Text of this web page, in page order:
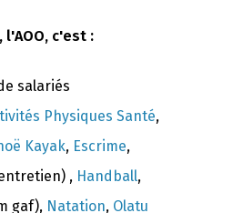
l'AOO, c'est :
salariés
Physiques Santé,
Kayak, Escrime,
, Handball,
gaf), Natation, Olatu